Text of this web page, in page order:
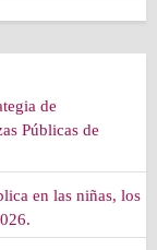
de
Públicas de
en las niñas, los